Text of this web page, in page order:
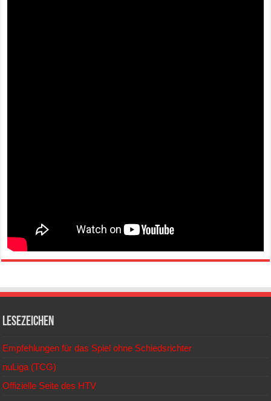
Lesezeichen
Empfehlungen für das Spiel ohne Schiedsrichter
nuLiga (TCG)
Offizielle Seite des HTV